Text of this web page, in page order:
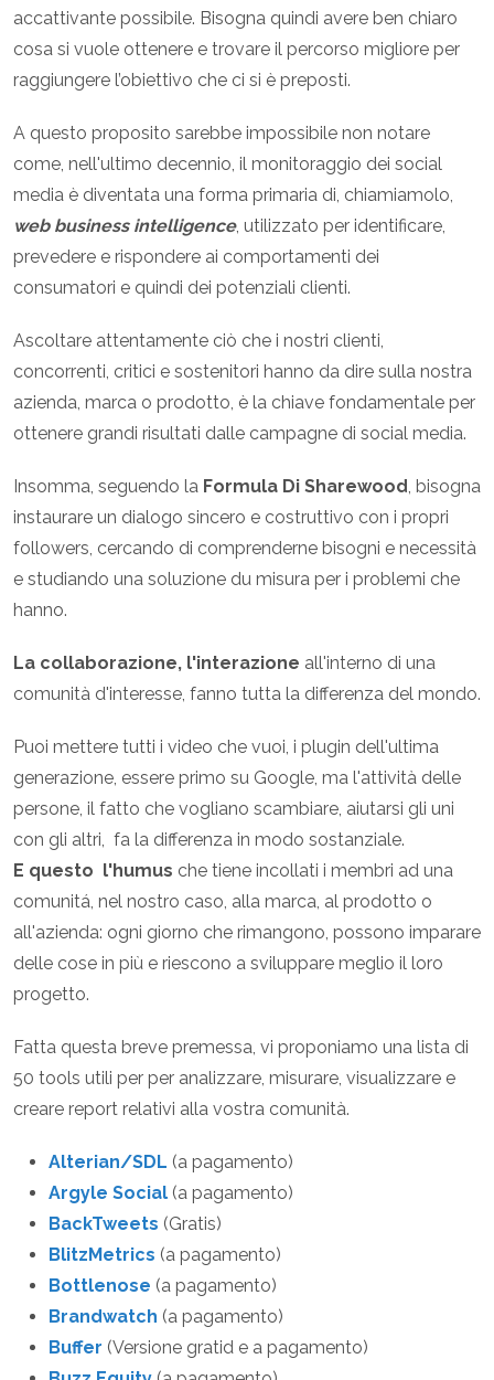
accattivante possibile. Bisogna quindi avere ben chiaro
cosa si vuole ottenere e trovare il percorso migliore per
raggiungere l’obiettivo che ci si è preposti.
A questo proposito sarebbe impossibile non notare
come, nell'ultimo decennio, il monitoraggio dei social
media è diventata una forma primaria di, chiamiamolo,
web business intelligence, utilizzato per identificare,
prevedere e rispondere ai comportamenti dei
consumatori e quindi dei potenziali clienti.
Ascoltare attentamente ciò che i nostri clienti,
concorrenti, critici e sostenitori hanno da dire sulla nostra
azienda, marca o prodotto, è la chiave fondamentale per
ottenere grandi risultati dalle campagne di social media.
Insomma, seguendo la Formula Di Sharewood, bisogna
instaurare un dialogo sincero e costruttivo con i propri
followers, cercando di comprenderne bisogni e necessità
e studiando una soluzione du misura per i problemi che
hanno.
La collaborazione, l'interazione all'interno di una
comunità d'interesse, fanno tutta la differenza del mondo.
Puoi mettere tutti i video che vuoi, i plugin dell'ultima
generazione, essere primo su Google, ma l'attività delle
persone, il fatto che vogliano scambiare, aiutarsi gli uni
con gli altri, fa la differenza in modo sostanziale.
E questo l'humus che tiene incollati i membri ad una
comunitá, nel nostro caso, alla marca, al prodotto o
all'azienda: ogni giorno che rimangono, possono imparare
delle cose in più e riescono a sviluppare meglio il loro
progetto.
Fatta questa breve premessa, vi proponiamo una lista di
50 tools utili per per analizzare, misurare, visualizzare e
creare report relativi alla vostra comunità.
Alterian/SDL (a pagamento)
Argyle Social (a pagamento)
BackTweets (Gratis)
BlitzMetrics (a pagamento)
Bottlenose (a pagamento)
Brandwatch (a pagamento)
Buffer (Versione gratid e a pagamento)